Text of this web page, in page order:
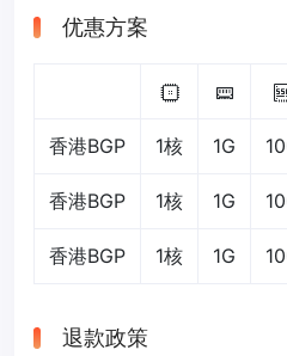
优惠方案
香港BGP 1核 1G
香港BGP 1核 1G
香港BGP 1核 1G
退款政策